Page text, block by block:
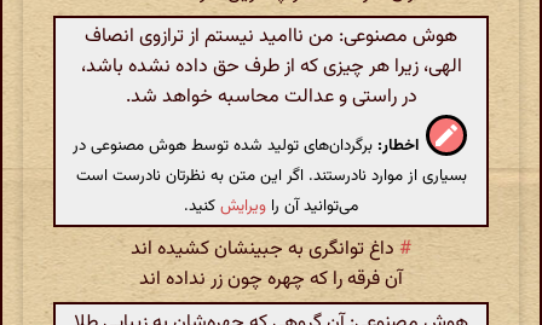
هوش مصنوعی: من ناامید نیستم از ترازوی انصاف
الهی، زیرا هر چیزی که از طرف حق داده نشده باشد،
در راستی و عدالت محاسبه خواهد شد.
اخطار: برگردان‌های تولید شده توسط هوش مصنوعی در
بسیاری از موارد نادرستند. اگر این متن به نظرتان نادرست است
می‌توانید آن را ویرایشکنید.
# داغ توانگری به جبینشان کشیده اند
آن فرقه را که چهره چون زر نداده اند